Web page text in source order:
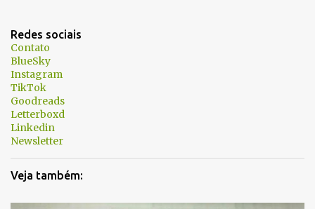
á
r
i
o
s
Redes sociais
Contato
BlueSky
Instagram
TikTok
Goodreads
Letterboxd
Linkedin
Newsletter
Veja também: